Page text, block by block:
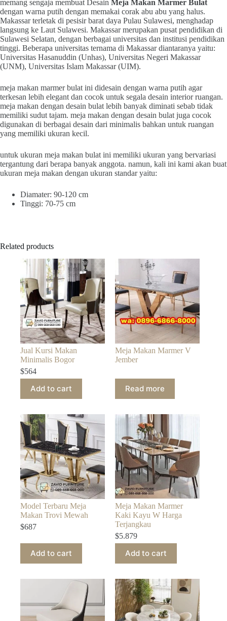
memang sengaja membuat Desain Meja Makan Marmer Bulat
dengan warna putih dengan memakai corak abu abu yang halus.
Makassar terletak di pesisir barat daya Pulau Sulawesi, menghadap
langsung ke Laut Sulawesi. Makassar merupakan pusat pendidikan di
Sulawesi Selatan, dengan berbagai universitas dan institusi pendidikan
tinggi. Beberapa universitas ternama di Makassar diantaranya yaitu:
Universitas Hasanuddin (Unhas), Universitas Negeri Makassar
(UNM), Universitas Islam Makassar (UIM).
meja makan marmer bulat ini didesain dengan warna putih agar
terkesan lebih elegant dan cocok untuk segala desain interior ruangan.
meja makan dengan desain bulat lebih banyak diminati sebab tidak
memiliki sudut tajam. meja makan dengan desain bulat juga cocok
digunakan di berbagai desain dari minimalis bahkan untuk ruangan
yang memiliki ukuran kecil.
untuk ukuran meja makan bulat ini memiliki ukuran yang bervariasi
tergantung dari berapa banyak anggota. namun, kali ini kami akan buat
ukuran meja makan dengan ukuran standar yaitu:
Diamater: 90-120 cm
Tinggi: 70-75 cm
Related products
Jual Kursi Makan
Minimalis Bogor
$564
Add to cart
Meja Makan Marmer V
Jember
Read more
Model Terbaru Meja
Makan Trovi Mewah
$687
Add to cart
Meja Makan Marmer
Kaki Kayu W Harga
Terjangkau
$5.879
Add to cart